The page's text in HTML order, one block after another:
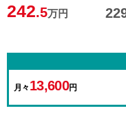
242.5万円
月々 13,600円